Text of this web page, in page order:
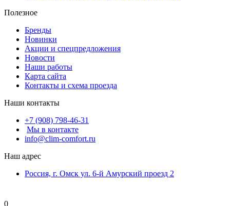
Полезное
Бренды
Новинки
Акции и спецпредложения
Новости
Наши работы
Карта сайта
Контакты и схема проезда
Наши контакты
+7 (908) 798-46-31
Мы в контакте
info@clim-comfort.ru
Наш адрес
Россия, г. Омск ул. 6-й Амурский проезд 2
0